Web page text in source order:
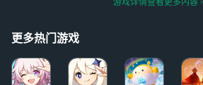
游戏详情查看更多内容
更多热门游戏